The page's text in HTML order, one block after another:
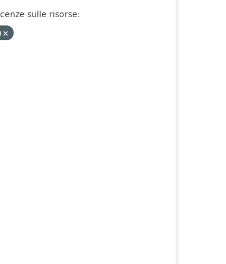
sulle risorse: